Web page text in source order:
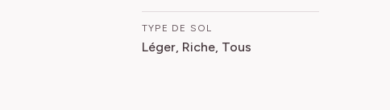
TYPE DE SOL
Léger, Riche, Tous